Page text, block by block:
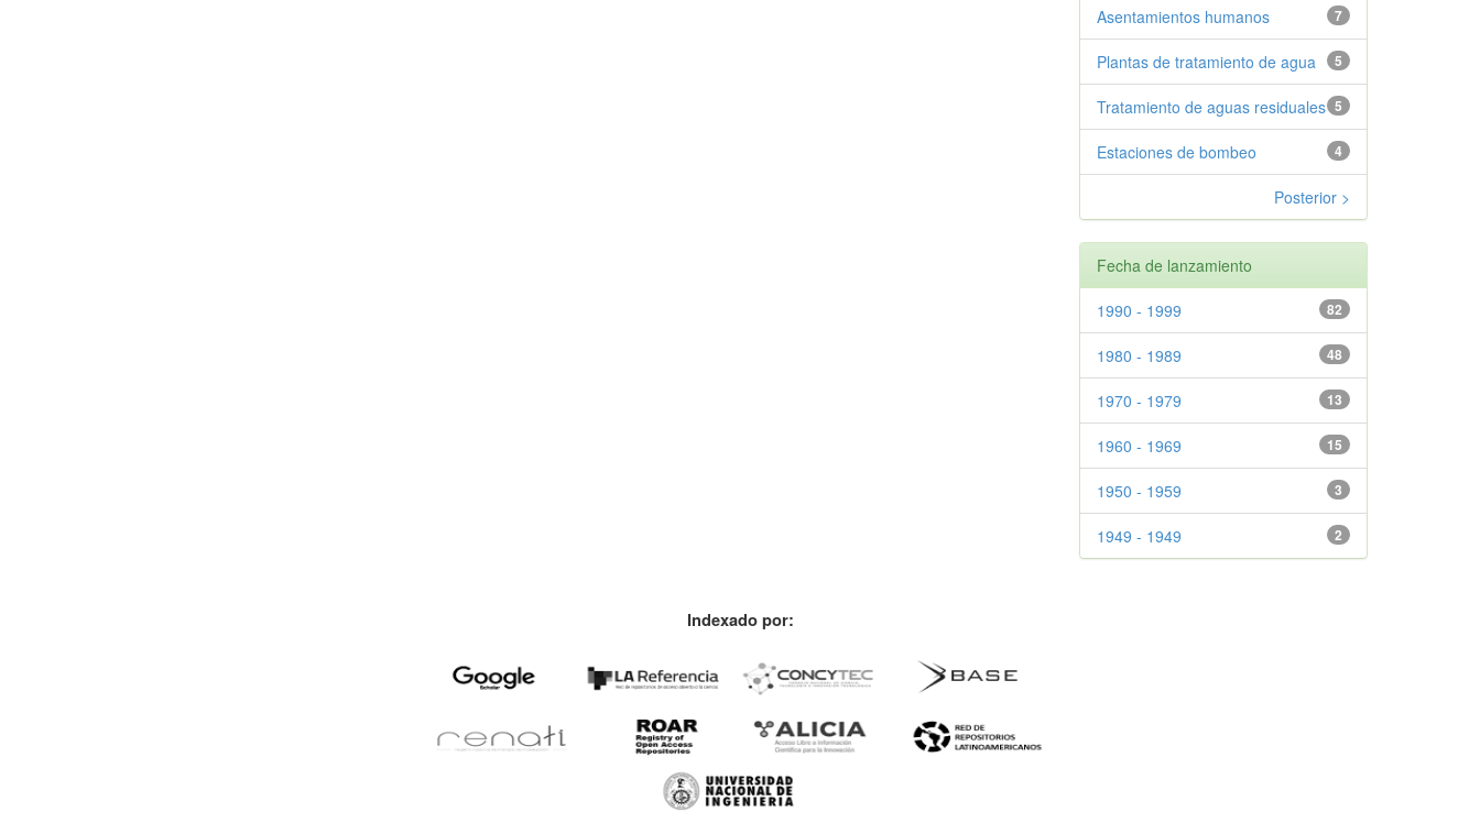
7
Asentamientos humanos
5
Plantas de tratamiento de agua
5
Tratamiento de aguas residuales
4
Estaciones de bombeo
Posterior >
Fecha de lanzamiento
82
1990 - 1999
48
1980 - 1989
13
1970 - 1979
15
1960 - 1969
3
1950 - 1959
2
1949 - 1949
Indexado por: